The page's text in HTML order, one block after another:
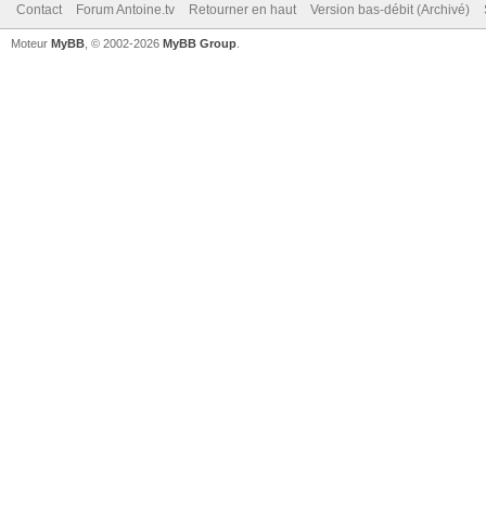
Contact Forum Antoine.tv Retourner en haut Version bas-débit (Archivé)
Moteur MyBB , © 2002-2026 MyBB Group